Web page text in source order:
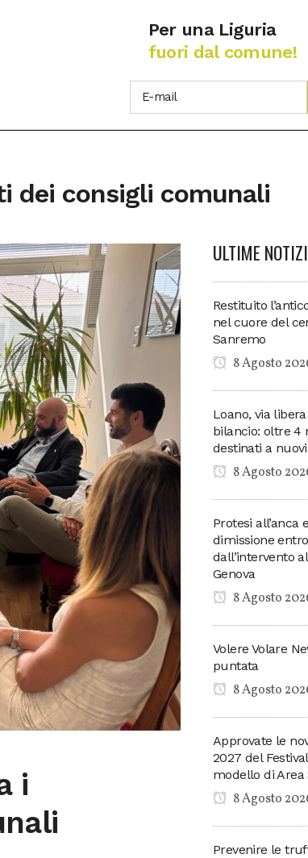
Per una Liguria
fuori dal comune!
dei consigli comunali
i
ULTIME
Restituito
nel cuore del
Sanremo
8 Agosto
Loano, via
bilancio: oltre 4
destinati a
8 Agosto
Protesi all’anca
dimissione
dall’intervento
Genova
8 Agosto
Volere Volare
puntata
8 Agosto
Approvate le
2027 del
modello di Area
8 Agosto
Prevenire le